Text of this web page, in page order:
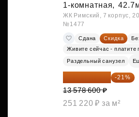
1-комнатная,
ЖК Римский, 7 корпус,
№1477
Сдана Скидка
Живите сейчас - платите
Раздельный санузел
10 727 094 ₽ -21%
13 578 600 ₽
251 220 ₽ за м²